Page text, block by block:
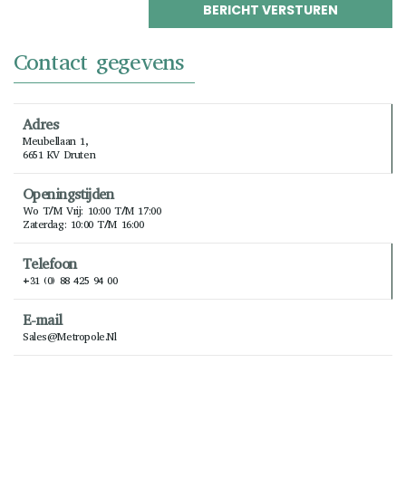
Contact gegevens
Adres
Meubellaan 1,
6651 KV Druten
Openingstijden
Wo T/m Vrij: 10:00 T/m 17:00
Zaterdag: 10:00 T/m 16:00
Telefoon
+31 (0) 88 425 94 00
E-mail
Sales@metropole.nl